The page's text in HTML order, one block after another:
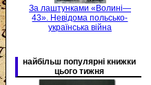
За лаштунками «Волині—
43». Невідома польсько-
українська війна
найбільш популярні книжки
цього тижня